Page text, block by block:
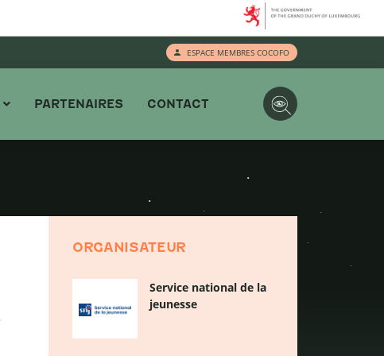
ESPACE MEMBRES COCOFO
PARTENAIRES CONTACT
ORGANISATEUR
Service national de la
jeunesse